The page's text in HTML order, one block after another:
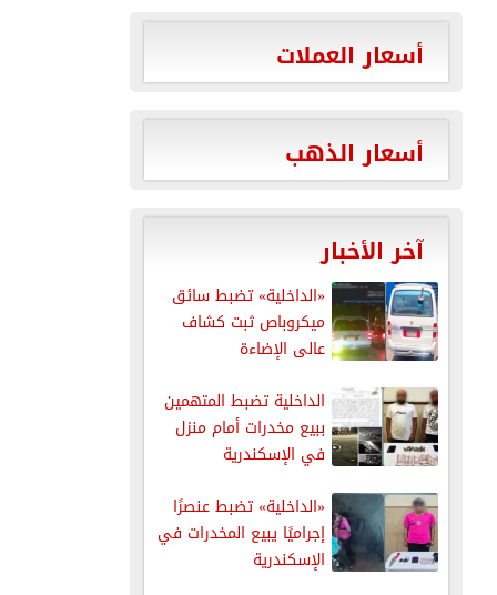
أسعار العملات
أسعار الذهب
آخر الأخبار
«الداخلية» تضبط سائق
ميكروباص ثبت كشاف
عالى الإضاءة
الداخلية تضبط المتهمين
ببيع مخدرات أمام منزل
في الإسكندرية
«الداخلية» تضبط عنصرًا
إجراميًا يبيع المخدرات في
الإسكندرية